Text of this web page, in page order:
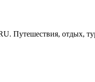
Путешествия, отдых,